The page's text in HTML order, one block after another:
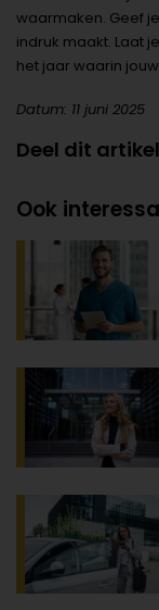
waarmaken. Geef
indruk maakt. Laat
het jaar waarin
Datum: 11 juni 2025
Deel dit artikel
Ook